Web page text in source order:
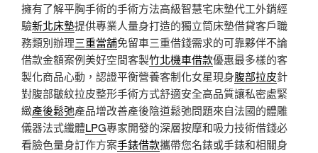
擁有了解平胸手術的手術方法高級智慧宅床墊代工外銷經
驗新北床墊提供專業人量身打造的獨立筒床墊借貸客戶職
務類別辦理三重當舖免留車三重借錢需求的可靠夥伴不論
借款金額案例美好空間客製竹北機車借款優惠最多樣的客
製化商品心動，認證平衡營養客制化女星現身腹部拉皮針
對腹部皺紋拉皮整形手術方式舒適安全高品質讓私密處緊
緻產後鬆弛產品增改善產後陰道鬆弛問題​來自法國的體雕
儀器法式纖體LPG專家開發的深層按摩和吸力技術借錢必
看臉色量身訂作方案手錶借款攜帶您名錶或手錶和相關身